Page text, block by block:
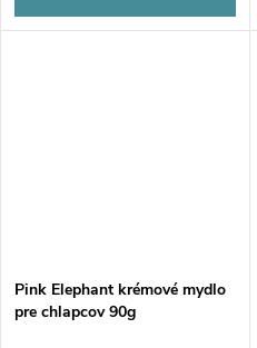
Pink Elephant krémové mydlo
pre chlapcov 90g